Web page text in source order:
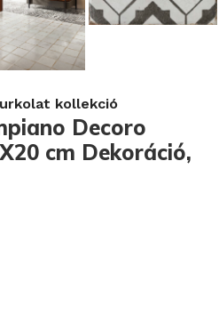
kollekció
Decoro
cm Dekoráció,